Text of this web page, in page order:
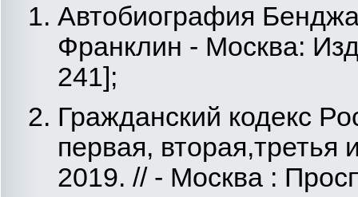
Автобиография
Франклин - Москва:
241];
Гражданский кодекс
первая,
2019. // - Москва :